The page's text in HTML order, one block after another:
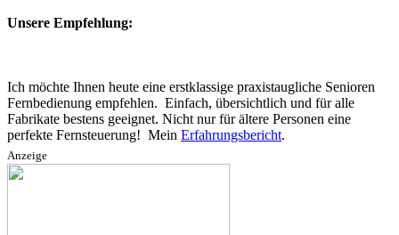
Unsere Empfehlung:
Ich möchte Ihnen heute eine erstklassige praxistaugliche Senioren
Fernbedienung empfehlen. Einfach, übersichtlich und für alle
Fabrikate bestens geeignet. Nicht nur für ältere Personen eine
perfekte Fernsteuerung! Mein Erfahrungsbericht.
Anzeige